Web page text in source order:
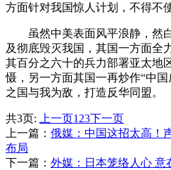
方面针对我国惊人计划，不得不
虽然中美表面风平浪静，然
及彻底毁灭我国，其国一方面全
其百分之六十的兵力部署亚太地
慑，另一方面其国一再炒作“中
之国与我为敌，打造反华同盟。
共3页: 上一页1 23下一页
上一篇： 俄媒：中国这招太高！
布局
下一篇： 外媒：日本笼络人心 意